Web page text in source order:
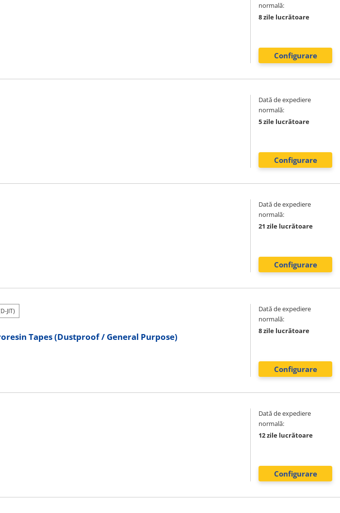
normală:
8 zile lucrătoare
Configurare
Dată de expediere
normală:
5 zile lucrătoare
Configurare
Dată de expediere
normală:
21 zile lucrătoare
Configurare
JIT)
Tapes (Dustproof / General Purpose)
Dată de expediere
normală:
8 zile lucrătoare
Configurare
Dată de expediere
normală:
12 zile lucrătoare
Configurare